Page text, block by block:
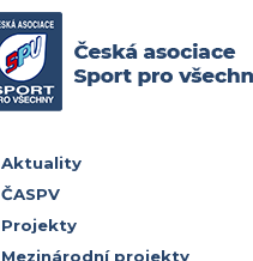
Aktuality
ČASPV
Projekty
Mezinárodní projekty